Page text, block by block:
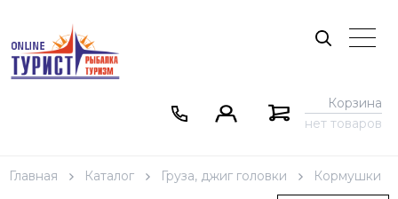
Корзина
нет товаров
Главная Каталог Груза, джиг головки Кормушки